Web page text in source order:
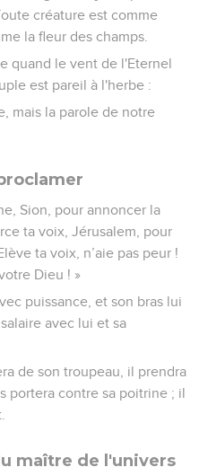
créature est comme
la fleur des champs.
quand le vent de l'Eternel
est pareil à l'herbe :
mais la parole de notre
Sion, pour annoncer la
ta voix, Jérusalem, pour
ta voix, n’aie pas peur !
Dieu ! »
puissance, et son bras lui
avec lui et sa
de son troupeau, il prendra
portera contre sa poitrine ; il
maître de l'univers